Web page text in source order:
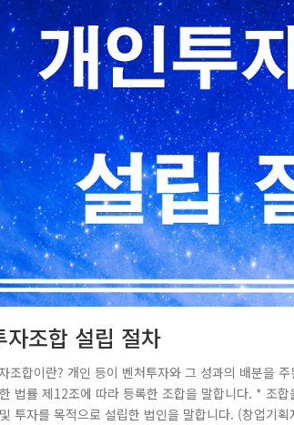
자조합 설립 절차
조합이란? 개인 등이 벤처투자와 그 성과의 배분을
법률 제12조에 따라 등록한 조합을 말합니다. * 조
투자를 목적으로 설립한 법인을 말합니다. (창업기